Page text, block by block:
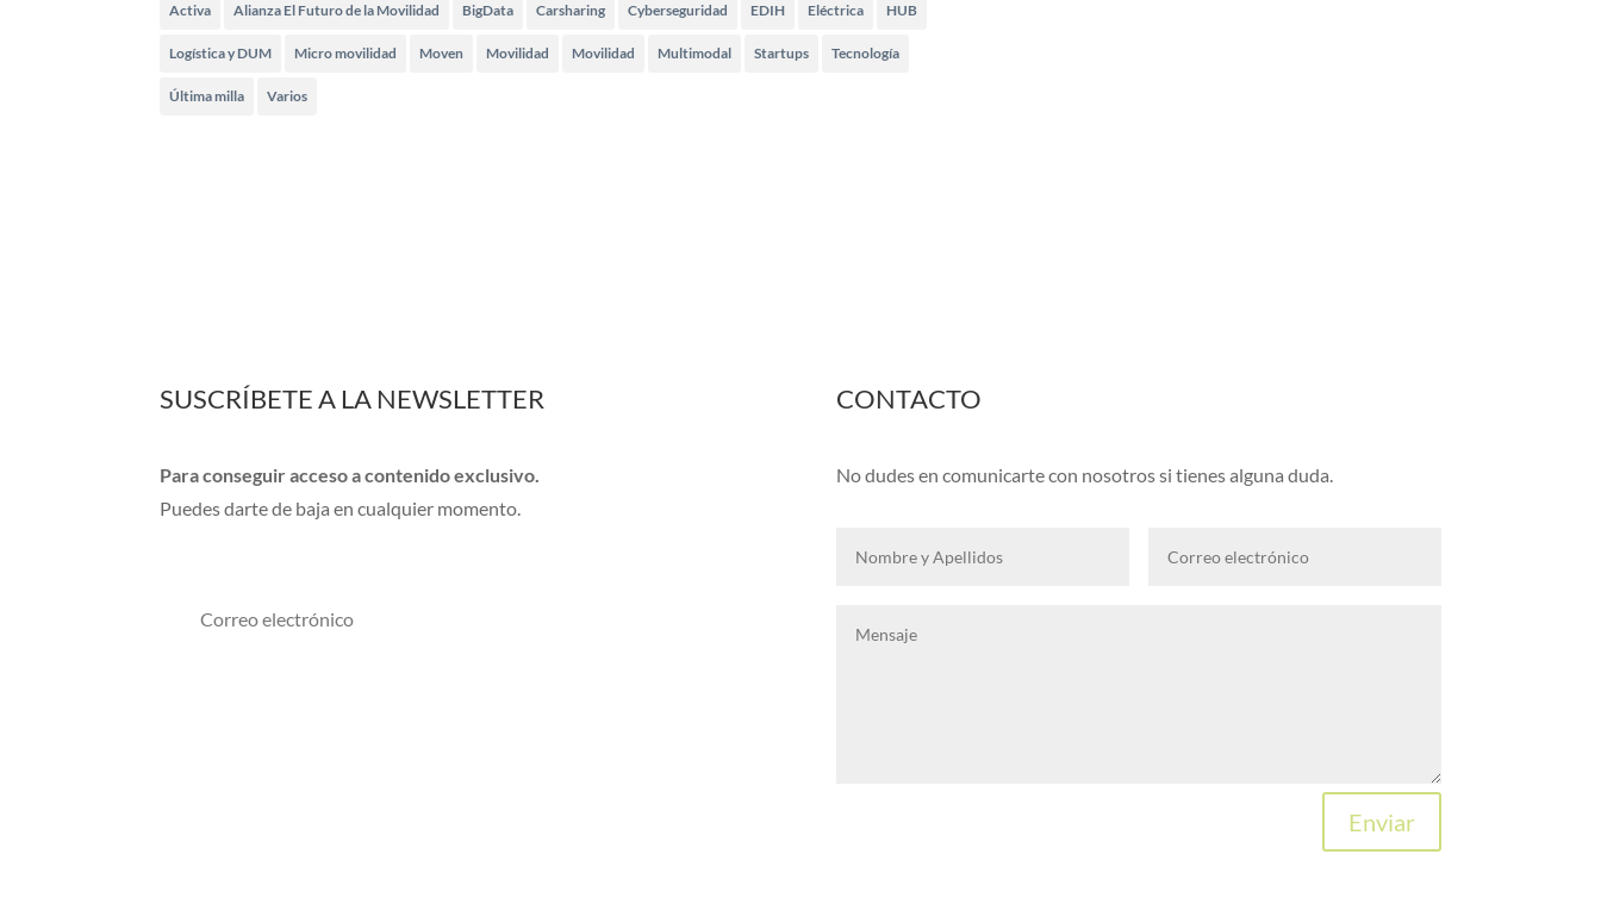
Activa Alianza El Futuro de la Movilidad BigData Carsharing Cyberseguridad EDIH Eléctrica HUB
Logística y DUM Micro movilidad Moven Movilidad Movilidad Multimodal Startups Tecnología
Última milla Varios
SUSCRÍBETE A LA NEWSLETTER
Para conseguir acceso a contenido exclusivo.
Puedes darte de baja en cualquier momento.
CONTACTO
No dudes en comunicarte con nosotros si tienes alguna duda.
Enviar